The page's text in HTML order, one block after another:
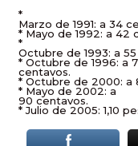
*
Marzo de 1991: a 34
* Mayo de 1992: a 42
*
Octubre de 1993: a
* Octubre de 1996: a
centavos.
* Octubre de 2000: a
* Mayo de 2002: a
90 centavos.
* Julio de 2005: 1,10